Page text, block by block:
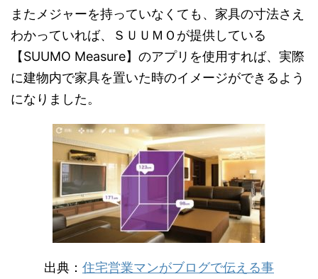
またメジャーを持っていなくても、家具の寸法さえ
わかっていれば、ＳＵＵＭＯが提供している
【SUUMO Measure】のアプリを使用すれば、実際
に建物内で家具を置いた時のイメージができるよう
になりました。
出典： 住宅営業マンがブログで伝える事